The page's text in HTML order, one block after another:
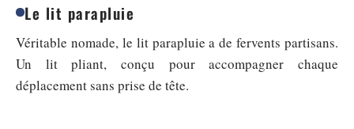
Le lit parapluie
Véritable nomade, le lit parapluie a de fervents partisans.
Un lit pliant, conçu pour accompagner chaque
déplacement sans prise de tête.